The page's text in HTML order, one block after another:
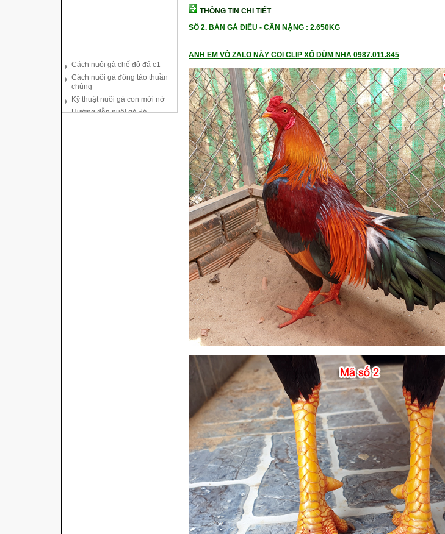
chủng
Kỹ thuật nuôi gà con mới nở
Hướng dẫn nuôi gà đá
Tại sao bạn cần biết cách nuôi
gà chọi ?
THÔNG TIN CHI TIẾT
SỐ 2. BÁN GÀ ĐIỀU - CÂN NẶNG : 2.650KG
ANH EM VÔ ZALO NÀY COI CLIP XỔ DÙM NHA 0987.011.845